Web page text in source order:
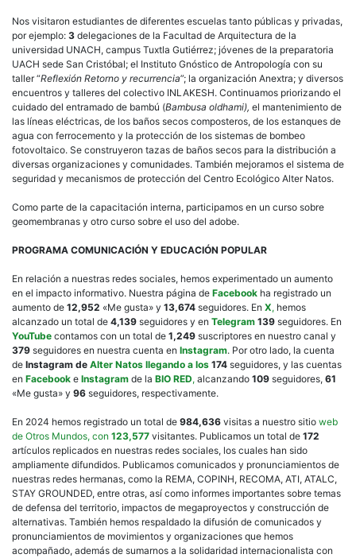
Nos visitaron estudiantes de diferentes escuelas tanto públicas y privadas,
por ejemplo: 3 delegaciones de la Facultad de Arquitectura de la
universidad UNACH, campus Tuxtla Gutiérrez; jóvenes de la preparatoria
UACH sede San Cristóbal; el Instituto Gnóstico de Antropología con su
taller “Reflexión Retorno y recurrencia”; la organización Anextra; y diversos
encuentros y talleres del colectivo INLAKESH. Continuamos priorizando el
cuidado del entramado de bambú (Bambusa oldhami), el mantenimiento de
las líneas eléctricas, de los baños secos composteros, de los estanques de
agua con ferrocemento y la protección de los sistemas de bombeo
fotovoltaico. Se construyeron tazas de baños secos para la distribución a
diversas organizaciones y comunidades. También mejoramos el sistema de
seguridad y mecanismos de protección del Centro Ecológico Alter Natos.
Como parte de la capacitación interna, participamos en un curso sobre
geomembranas y otro curso sobre el uso del adobe.
PROGRAMA COMUNICACIÓN Y EDUCACIÓN POPULAR
En relación a nuestras redes sociales, hemos experimentado un aumento
en el impacto informativo. Nuestra página de Facebook ha registrado un
aumento de 12,952 «Me gusta» y 13,674 seguidores. En X, hemos
alcanzado un total de 4,139 seguidores y en Telegram 139 seguidores. En
YouTube contamos con un total de 1,249 suscriptores en nuestro canal y
379 seguidores en nuestra cuenta en Instagram. Por otro lado, la cuenta
de Instagram de Alter Natos llegando a los 174 seguidores, y las cuentas
en Facebook e Instagram de la BIO RED, alcanzando 109 seguidores, 61
«Me gusta» y 96 seguidores, respectivamente.
En 2024 hemos registrado un total de 984,636 visitas a nuestro sitio web
de Otros Mundos, con 123,577 visitantes. Publicamos un total de 172
artículos replicados en nuestras redes sociales, los cuales han sido
ampliamente difundidos. Publicamos comunicados y pronunciamientos de
nuestras redes hermanas, como la REMA, COPINH, RECOMA, ATI, ATALC,
STAY GROUNDED, entre otras, así como informes importantes sobre temas
de defensa del territorio, impactos de megaproyectos y construcción de
alternativas. También hemos respaldado la difusión de comunicados y
pronunciamientos de movimientos y organizaciones que hemos
acompañado, además de sumarnos a la solidaridad internacionalista con